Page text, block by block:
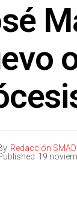
Redacción SMAD
19